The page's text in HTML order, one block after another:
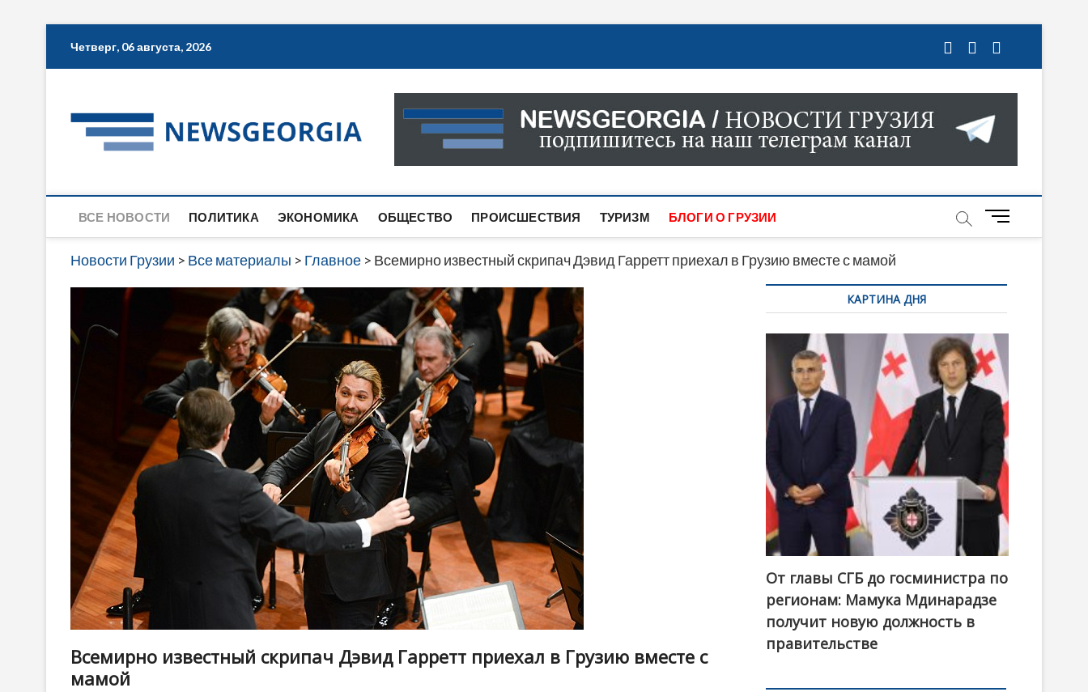
Четверг, 06 августа, 2026
Новости Грузии
САМАЯ АКТУАЛЬНАЯ ИНФОРМАЦИЯ О СОБЫТИЯХ В ГРУЗИИ. НОВОСТИ ГРУЗИИ ОНЛАЙН. НА
САЙТЕ ВЫ НАЙДЕТЕ НОВОСТИ ПОЛИТИКИ, ЭКОНОМИКИ, КУЛЬТУРЫ, СПОРТА И МНОГОЕ
ВСЕ НОВОСТИ ПОЛИТИКА ЭКОНОМИКА ОБЩЕСТВО ПРОИСШЕСТВИЯ ТУРИЗМ БЛОГИ О ГРУЗИИ
M
e
t
t
o
Новости Грузии > Все материалы > Главное > Всемирно известный скрипач Дэвид Гарретт приехал в Грузию вместе с мамой
Всемирно известный скрипач Дэвид Гарретт приехал в Грузию вместе с
мамой
КАРТИНА ДНЯ
От главы СГБ до госминистра по
регионам: Мамука Мдинарадзе
получит новую должность в
правительстве